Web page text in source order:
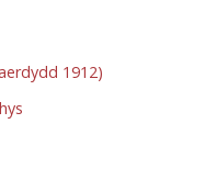
1912)